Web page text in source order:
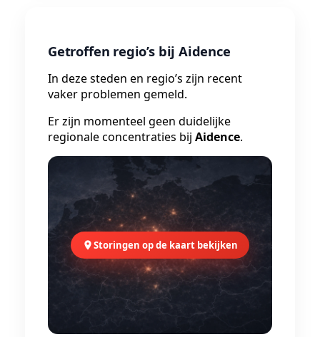
Getroffen regio’s bij Aidence
In deze steden en regio’s zijn recent
vaker problemen gemeld.
Er zijn momenteel geen duidelijke
regionale concentraties bij Aidence.
Storingen op de kaart bekijken